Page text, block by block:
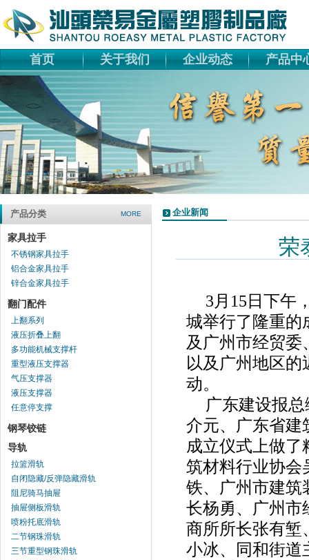
首页 关于我们 企业动态 产品中
产品分类 MORE
家具拉手
不锈钢家具拉手
铝合金家具拉手
锌合金家具拉手
翻门配件
上翻系列
液压折叠上翻
多功能机械支撑杆
重型液压支撑器
气压支撑器
液压支撑器
任意停支撑
钢琴铰链
导轨
拉篮滑轨
自闭隐藏/反弹隐藏滑轨
阻尼骑马抽屉
抽屉侧板滑轨
喷粉托底滑轨
二节钢珠滑轨
三节重型钢珠滑轨
企业新闻
荣
3 月 15 日 下午
城举行了隆重的
及广州市经贸委
以及广州地区
动。
广东建设报
介元、广东省建
成立仪式上做了
筑材料行业协会
铁、广州市建筑
长杨勇、广州市
商所所长张有堑
小冰、同和街道